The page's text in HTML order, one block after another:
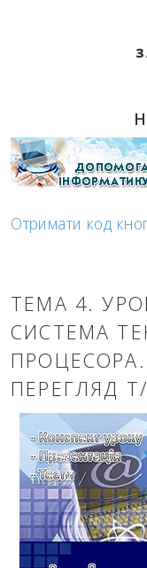
Отримати код
ТЕМА 4.
СИСТЕМА
ПЕРЕГЛЯД